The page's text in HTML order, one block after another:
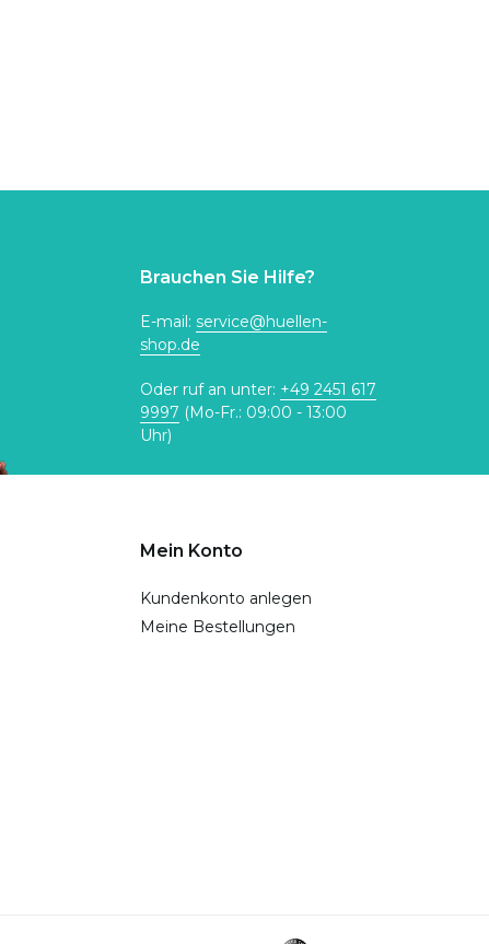
Brauchen Sie Hilfe?
E-mail: service@huellen-
shop.de
Oder ruf an unter: +49 2451 617
9997 (Mo-Fr.: 09:00 - 13:00
Uhr)
Mein Konto
Kundenkonto anlegen
Meine Bestellungen